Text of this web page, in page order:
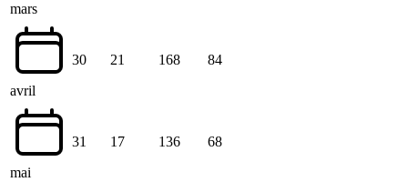
mars
avril
30 21 168 84
mai
31 17 136 68